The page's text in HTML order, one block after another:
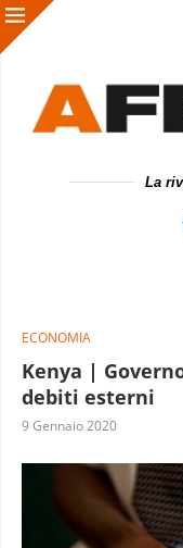
La
ECONOMIA
Kenya |
debiti esterni
9 Gennaio 2020